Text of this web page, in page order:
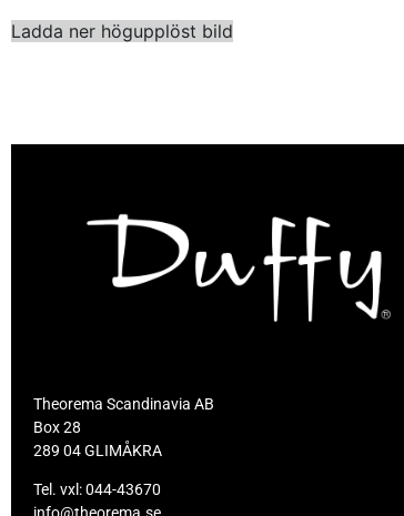
Ladda ner högupplöst bild
Theorema Scandinavia AB
Box 28
289 04 GLIMÅKRA
Tel. vxl:044-43670